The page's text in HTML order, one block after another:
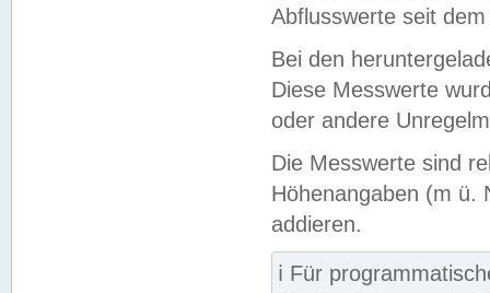
Abflusswerte seit
Bei den
Diese Messwerte
oder andere
Die Messwerte sind
Höhenangaben (m ü.
addieren.
ℹ️ Für